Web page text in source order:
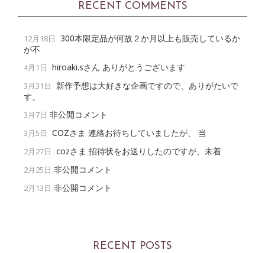
RECENT COMMENTS
12月18日 300本限定品が何故２か月以上も販売しているか
が不
4月1日 hiroaki.sさん ありがとうございます
3月31日
新作予想は大好きな企画ですので、ありがたいで
す。
3月7日 非公開コメント
3月5日 COZさま 連絡お待ちしていましたが、 当
2月27日 cozさま 招待状をお送りしたのですが、未着
2月25日 非公開コメント
2月13日 非公開コメント
RECENT POSTS